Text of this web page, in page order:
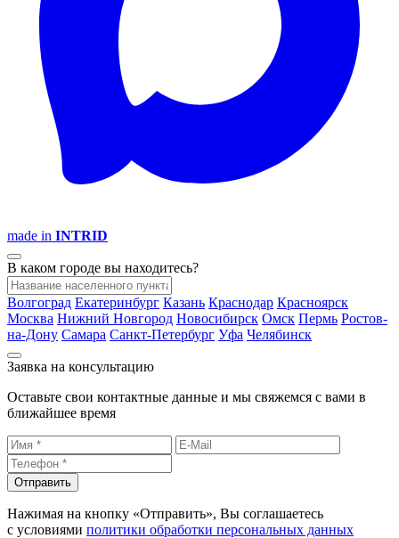
made in INTRID
В каком городе вы находитесь?
Волгоград Екатеринбург Казань Краснодар Красноярск
Москва Нижний Новгород Новосибирск Омск Пермь Ростов-
на-Дону Самара Санкт-Петербург Уфа Челябинск
Заявка на консультацию
Оставьте свои контактные данные и мы свяжемся с вами в
ближайшее время
Отправить
Нажимая на кнопку «Отправить», Вы соглашаетесь
с условиями политики обработки персональных данных